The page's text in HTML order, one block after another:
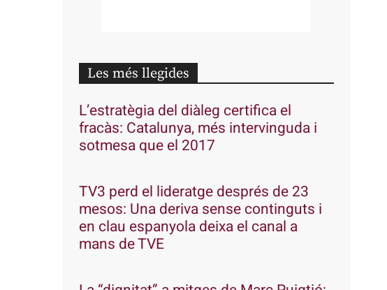
Les més llegides
L’estratègia del diàleg certifica el
fracàs: Catalunya, més intervinguda i
sotmesa que el 2017
TV3 perd el lideratge després de 23
mesos: Una deriva sense continguts i
en clau espanyola deixa el canal a
mans de TVE